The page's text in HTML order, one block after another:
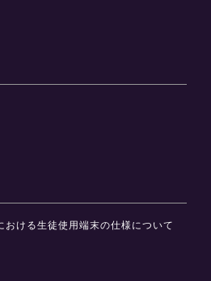
ける生徒使用端末の仕様について